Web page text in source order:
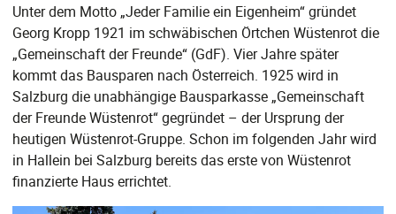
Unter dem Motto „Jeder Familie ein Eigenheim“ gründet
Georg Kropp 1921 im schwäbischen Örtchen Wüstenrot die
„Gemeinschaft der Freunde“ (GdF). Vier Jahre später
kommt das Bausparen nach Österreich. 1925 wird in
Salzburg die unabhängige Bausparkasse „Gemeinschaft
der Freunde Wüstenrot“ gegründet – der Ursprung der
heutigen Wüstenrot-Gruppe. Schon im folgenden Jahr wird
in Hallein bei Salzburg bereits das erste von Wüstenrot
finanzierte Haus errichtet.